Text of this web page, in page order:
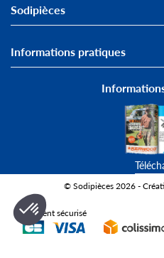
Sodipièces
Informations pratiques
© Sodipièces 2026 -
Paiement sécurisé